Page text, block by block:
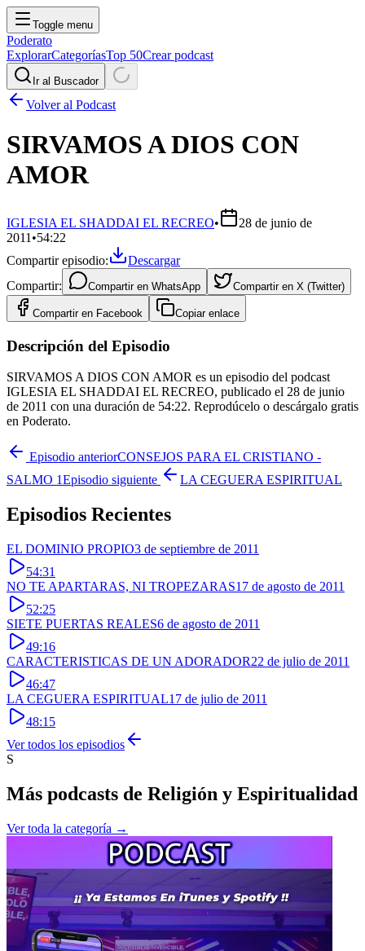
Toggle menu
Poderato
ExplorarCategoríasTop 50Crear podcast
Ir al Buscador
Volver al Podcast
SIRVAMOS A DIOS CON
AMOR
IGLESIA EL SHADDAI EL RECREO•
28 de junio de
2011 •54:22
Compartir episodio:
Descargar
Compartir:
Compartir en WhatsApp Compartir en X (Twitter)
Compartir en Facebook Copiar enlace
Descripción del Episodio
SIRVAMOS A DIOS CON AMOR es un episodio del podcast
IGLESIA EL SHADDAI EL RECREO, publicado el 28 de junio
de 2011 con una duración de 54:22. Reprodúcelo o descárgalo gratis
en Poderato.
Episodio anteriorCONSEJOS PARA EL CRISTIANO -
SALMO 1Episodio siguiente LA CEGUERA ESPIRITUAL
Episodios Recientes
EL DOMINIO PROPIO3 de septiembre de 2011
54:31
NO TE APARTARAS, NI TROPEZARAS17 de agosto de 2011
52:25
SIETE PUERTAS REALES6 de agosto de 2011
49:16
CARACTERISTICAS DE UN ADORADOR22 de julio de 2011
46:47
LA CEGUERA ESPIRITUAL17 de julio de 2011
48:15
Ver todos los episodios
S
Más podcasts de Religión y Espiritualidad
Ver toda la categoría →